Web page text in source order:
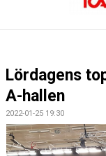
KONTAKT
DOKUMENT
PRAKTISK INFO
Lördagens
A-hallen
2022-01-25 19:30